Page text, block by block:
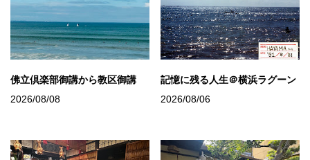
佛立倶楽部御講から教区御講
2026/08/08
記憶に残る人生＠横浜ラグーン
2026/08/06